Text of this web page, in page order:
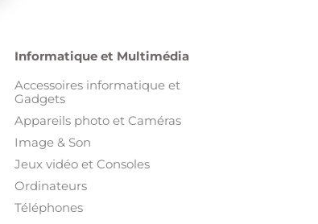
Informatique et Multimédia
Accessoires informatique et
Gadgets
Appareils photo et Caméras
Image & Son
Jeux vidéo et Consoles
Ordinateurs
Téléphones